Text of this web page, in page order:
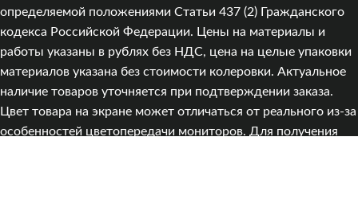
определяемой положениями Статьи 437 (2) Гражданского
кодекса Российской Федерации. Цены на материалы и
работы указаны в рублях без НДС, цена на целые упаковки
материалов указана без стоимости колеровки. Актуальное
наличие товаров уточняется при подтверждении заказа.
Цвет товара на экране может отличаться от реального из‑за
особенностей цветопередачи мониторов. Для получения